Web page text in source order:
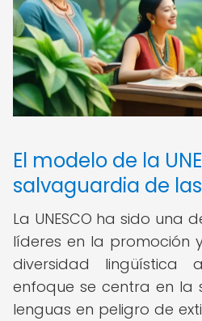
El modelo de la
salvaguardia de
La UNESCO ha sido una
líderes en la promoción
diversidad lingüística
enfoque se centra en la
lenguas en peligro de